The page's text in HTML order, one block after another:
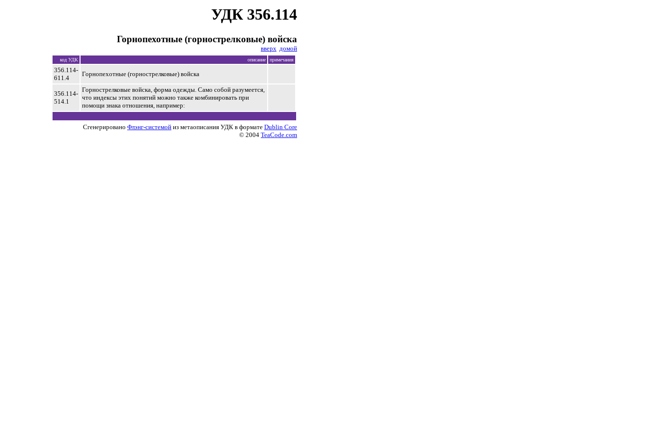
УДК 356.114
Горнопехотные (горнострелковые) войска
вверх домой
код УДК описание примечания
356.114-
611.4
Горнопехотные (горнострелковые) войска
356.114-
514.1
Горнострелковые войска, форма одежды. Само собой разумеется,
что индексы этих понятий можно также комбинировать при
помощи знака отношения, например:
Сгенерировано Флэнг-системой из метаописания УДК в формате Dublin Core
© 2004 TeaCode.com